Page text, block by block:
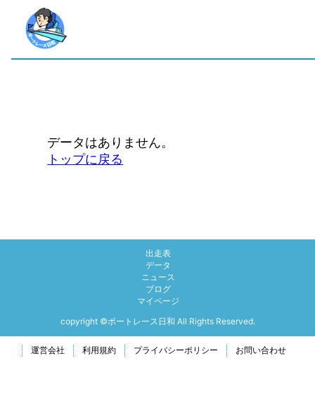
データはありません。
トップに戻る
出走表
データ
ニュース
ブログ
マイページ
copyright ©ボートレース日和 All Rights Reserved.
運営会社 利用規約 プライバシーポリシー お問い合わせ